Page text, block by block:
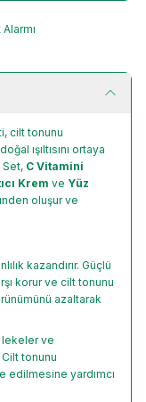
cilt tonunu
ışıltısını ortaya
Set, C Vitamini
Krem ve Yüz
oluşur ve
kazandırır. Güçlü
korur ve cilt tonunu
azaltarak
ve
tonunu
yardımcı